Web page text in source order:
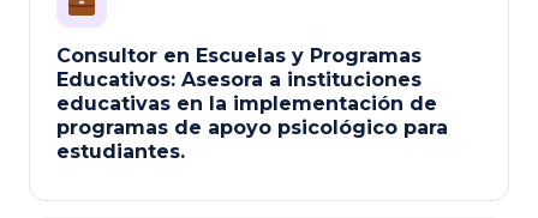
Consultor en Escuelas y Programas
Educativos: Asesora a instituciones
educativas en la implementación de
programas de apoyo psicológico para
estudiantes.